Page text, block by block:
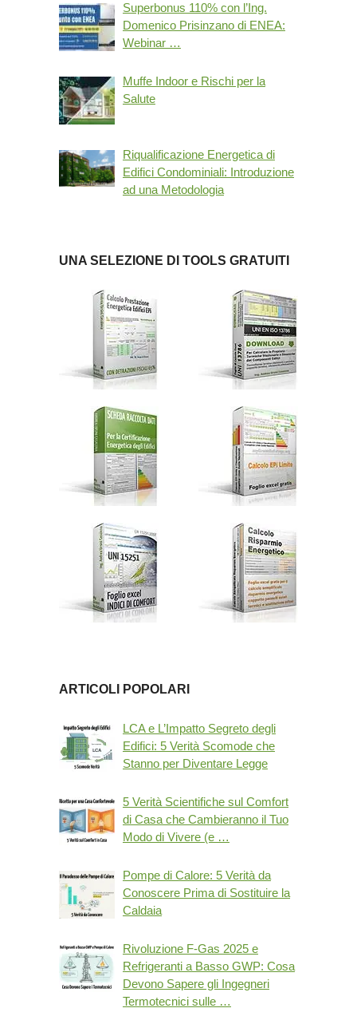
Superbonus 110% con l’Ing.
Domenico Prisinzano di ENEA:
Webinar …
Muffe Indoor e Rischi per la
Salute
Riqualificazione Energetica di
Edifici Condominiali: Introduzione
ad una Metodologia
UNA SELEZIONE DI TOOLS GRATUITI
ARTICOLI POPOLARI
LCA e L’Impatto Segreto degli
Edifici: 5 Verità Scomode che
Stanno per Diventare Legge
5 Verità Scientifiche sul Comfort
di Casa che Cambieranno il Tuo
Modo di Vivere (e …
Pompe di Calore: 5 Verità da
Conoscere Prima di Sostituire la
Caldaia
Rivoluzione F-Gas 2025 e
Refrigeranti a Basso GWP: Cosa
Devono Sapere gli Ingegneri
Termotecnici sulle …